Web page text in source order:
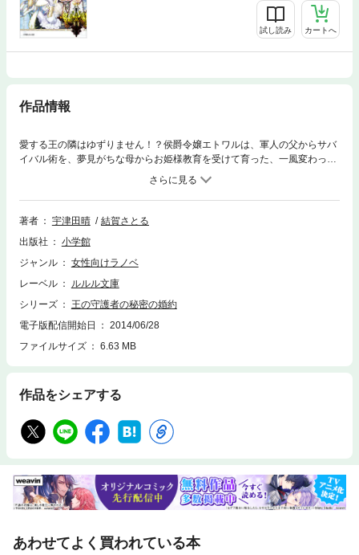
試し読み カートへ
作品情報
愛する王の隣はゆずりません！？侯爵令嬢エトワルは、軍人の父からサバ
イバル術を、夢見がちな母からお姫様教育を受けて育った、一風変わった
少女。オリヴィエ王国第一王子ジュールの婚約者に選ばれ、幸せな日々を
送っていたのもつかの間、両親が事故死すると叔父に修道院に送られてし
まう。「自分の居場所はジュールの隣！」そう思い定めたエトワルは、脱
走して絶海の孤島にあるイデア学園に逃げ込むと、過酷な修練を積んで
数の渦中にあり、しかも若くして王位を継いだジュールは困ったイジワル
男になっていて、エトワルのオトメ心は千々に乱れる…！？男装の守護者
と同じクオリティのイラストが収録されています。
著者 宇津田晴
結賀さとる
出版社
小学館
ジャンル
女性向けラノベ
レーベル
ルルル文庫
シリーズ
王の守護者の秘密の婚約
電子版配信開始日
2014/06/28
ファイルサイズ
6.63 MB
作品をシェアする
あわせてよく買われている本